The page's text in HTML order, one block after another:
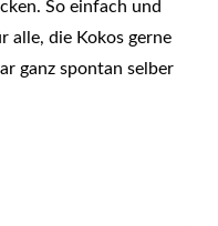
So einfach und
alle, die Kokos gerne
ganz spontan selber